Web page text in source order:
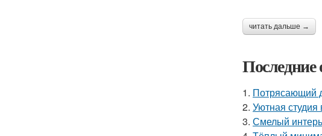
читать дальше →
Последние
1. Потрясающий
2. Уютная студия
3. Смелый